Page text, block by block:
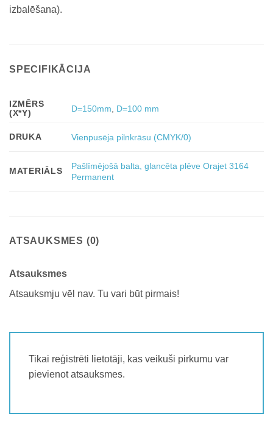
izbalēšana).
SPECIFIKĀCIJA
IZMĒRS
(X*Y)
D=150mm D=100 mm
DRUKA Vienpusēja pilnkrāsu (CMYK/0)
MATERIĀLS
Pašlīmējošā balta, glancēta plēve Orajet 3164
Permanent
ATSAUKSMES (0)
Atsauksmes
Atsauksmju vēl nav. Tu vari būt pirmais!
Tikai reģistrēti lietotāji, kas veikuši pirkumu var
pievienot atsauksmes.